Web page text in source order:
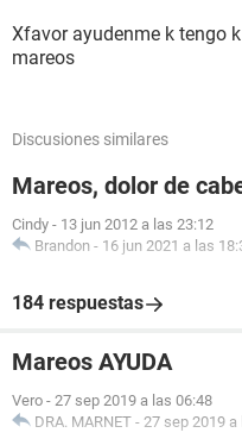
Xfavor ayudenme k tengo
mareos
Discusiones similares
Mareos, dolor de
Cindy - 13 jun 2012 a las 23:12
Brandon - 16 jun 2021 a las
184 respuestas
Mareos AYUDA
Vero - 27 sep 2019 a las 06:48
DRA. MARNET - 27 sep 2019 a